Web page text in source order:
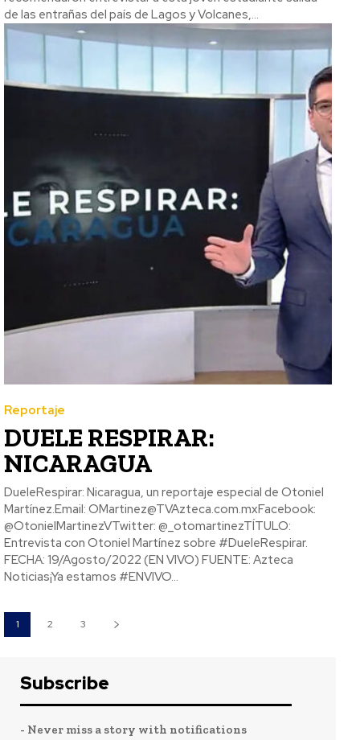
de las entrañas del país de Lagos y Volcanes,...
Reportaje
DUELE RESPIRAR:
NICARAGUA
DueleRespirar: Nicaragua, un reportaje especial de Otoniel
Martínez.Email: OMartinez@TVAzteca.com.mxFacebook:
@OtonielMartinezVTwitter: @_otomartinezTÍTULO:
Entrevista con Otoniel Martínez sobre #DueleRespirar.
FECHA: 19/Agosto/2022 (EN VIVO) FUENTE: Azteca
Noticias¡Ya estamos #ENVIVO...
1 2 3
Subscribe
- Never miss a story with notifications